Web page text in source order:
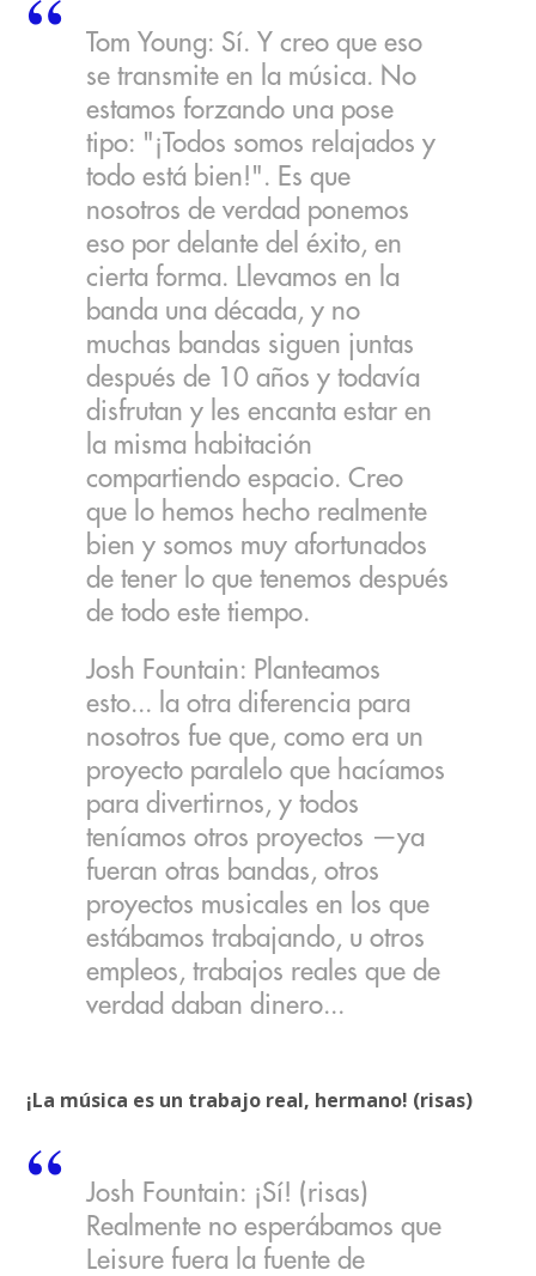
Tom Young: Sí. Y creo que eso
se transmite en la música. No
estamos forzando una pose
tipo: "¡Todos somos relajados y
todo está bien!". Es que
nosotros de verdad ponemos
eso por delante del éxito, en
cierta forma. Llevamos en la
banda una década, y no
muchas bandas siguen juntas
después de 10 años y todavía
disfrutan y les encanta estar en
la misma habitación
compartiendo espacio. Creo
que lo hemos hecho realmente
bien y somos muy afortunados
de tener lo que tenemos después
de todo este tiempo.
Josh Fountain: Planteamos
esto... la otra diferencia para
nosotros fue que, como era un
proyecto paralelo que hacíamos
para divertirnos, y todos
teníamos otros proyectos —ya
fueran otras bandas, otros
proyectos musicales en los que
estábamos trabajando, u otros
empleos, trabajos reales que de
verdad daban dinero...
¡La música es un trabajo real, hermano! (risas)
Josh Fountain: ¡Sí! (risas)
Realmente no esperábamos que
Leisure fuera la fuente de